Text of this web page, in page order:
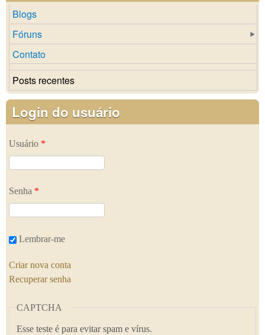
Blogs
Fóruns
Contato
Posts recentes
Login do usuário
Usuário *
Senha *
Lembrar-me
Criar nova conta
Recuperar senha
CAPTCHA
Esse teste é para evitar spam e vírus.